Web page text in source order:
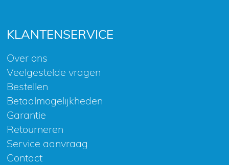
KLANTENSERVICE
Over ons
Veelgestelde vragen
Bestellen
Betaalmogelijkheden
Garantie
Retourneren
Service aanvraag
Contact